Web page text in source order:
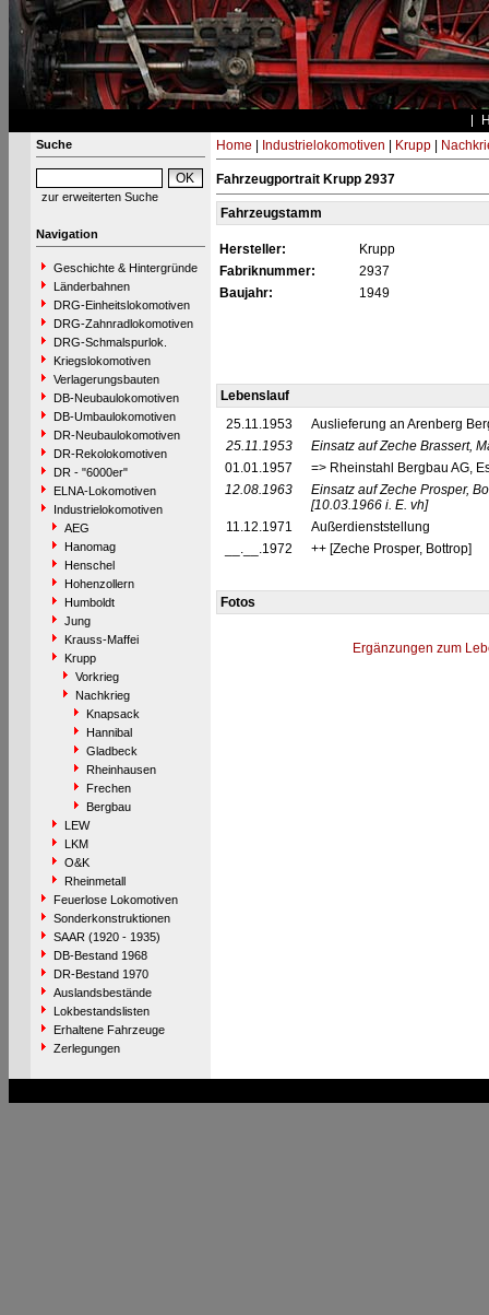
Suche
zur erweiterten Suche
Navigation
Geschichte & Hintergründe
Länderbahnen
DRG-Einheitslokomotiven
DRG-Zahnradlokomotiven
DRG-Schmalspurlok.
Kriegslokomotiven
Verlagerungsbauten
DB-Neubaulokomotiven
DB-Umbaulokomotiven
DR-Neubaulokomotiven
DR-Rekolokomotiven
DR - "6000er"
ELNA-Lokomotiven
Industrielokomotiven
AEG
Hanomag
Henschel
Hohenzollern
Humboldt
Jung
Krauss-Maffei
Krupp
Vorkrieg
Nachkrieg
Knapsack
Hannibal
Gladbeck
Rheinhausen
Frechen
Bergbau
LEW
LKM
O&K
Rheinmetall
Feuerlose Lokomotiven
Sonderkonstruktionen
SAAR (1920 - 1935)
DB-Bestand 1968
DR-Bestand 1970
Auslandsbestände
Lokbestandslisten
Erhaltene Fahrzeuge
Zerlegungen
Home Industrielokomotiven Krupp|
Fahrzeugportrait Krupp 2937
Fahrzeugstamm
Hersteller:
Krupp
Fabriknummer:
2937
Baujahr:
1949
Lebenslauf
25.11.1953
Auslieferung an Arenberg
25.11.1953
Einsatz auf Zeche Brassert,
01.01.1957
=> Rheinstahl Bergbau AG,
12.08.1963
Einsatz auf Zeche Prosper,
[10.03.1966 i. E. vh]
11.12.1971
Außerdienststellung
__.__.1972
++ [Zeche Prosper, Bottrop]
Fotos
Ergänzungen zum